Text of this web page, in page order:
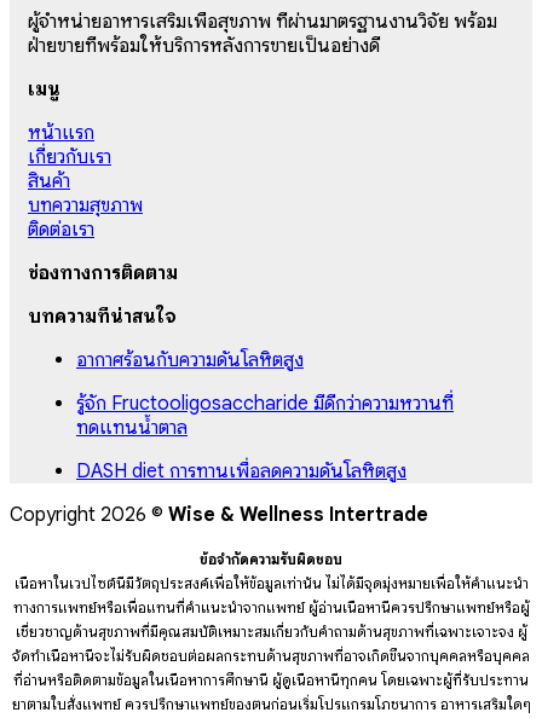
ผู้จำหน่ายอาหารเสริมเพื่อสุขภาพ ที่ผ่านมาตรฐานงานวิจัย พร้อม
ฝ่ายขายที่พร้อมให้บริการหลังการขายเป็นอย่างดี
เมนู
หน้าแรก
เกี่ยวกับเรา
สินค้า
บทความสุขภาพ
ติดต่อเรา
ช่องทางการติดตาม
บทความที่น่าสนใจ
อากาศร้อนกับความดันโลหิตสูง
รู้จัก Fructooligosaccharide มีดีกว่าความหวานที่
ทดแทนน้ำตาล
DASH diet การทานเพื่อลดความดันโลหิตสูง
Copyright 2026 © Wise & Wellness Intertrade
ข้อจำกัดความรับผิดชอบ
เนื้อหาในเวปไซต์นี้มีวัตถุประสงค์เพื่อให้ข้อมูลเท่านั้น ไม่ได้มีจุดมุ่งหมายเพื่อให้คำแนะนำ
ทางการแพทย์หรือเพื่อแทนที่คำแนะนำจากแพทย์ ผู้อ่านเนื้อหานี้ควรปรึกษาแพทย์หรือผู้
เชี่ยวชาญด้านสุขภาพที่มีคุณสมบัติเหมาะสมเกี่ยวกับคำถามด้านสุขภาพที่เฉพาะเจาะจง ผู้
จัดทำเนื้อหานี้จะไม่รับผิดชอบต่อผลกระทบด้านสุขภาพที่อาจเกิดขึ้นจากบุคคลหรือบุคคล
ที่อ่านหรือติดตามข้อมูลในเนื้อหาการศึกษานี้ ผู้ดูเนื้อหานี้ทุกคน โดยเฉพาะผู้ที่รับประทาน
ยาตามใบสั่งแพทย์ ควรปรึกษาแพทย์ของตนก่อนเริ่มโปรแกรมโภชนาการ อาหารเสริมใดๆ